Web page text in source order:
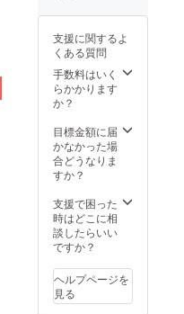
値段で
支援に関するよ
くある質問
手数料はいく
らかかります
か？
目標金額に届
かなかった場
合どうなりま
すか？
支援で困った
時はどこに相
談したらいい
ですか？
ヘルプページを
見る